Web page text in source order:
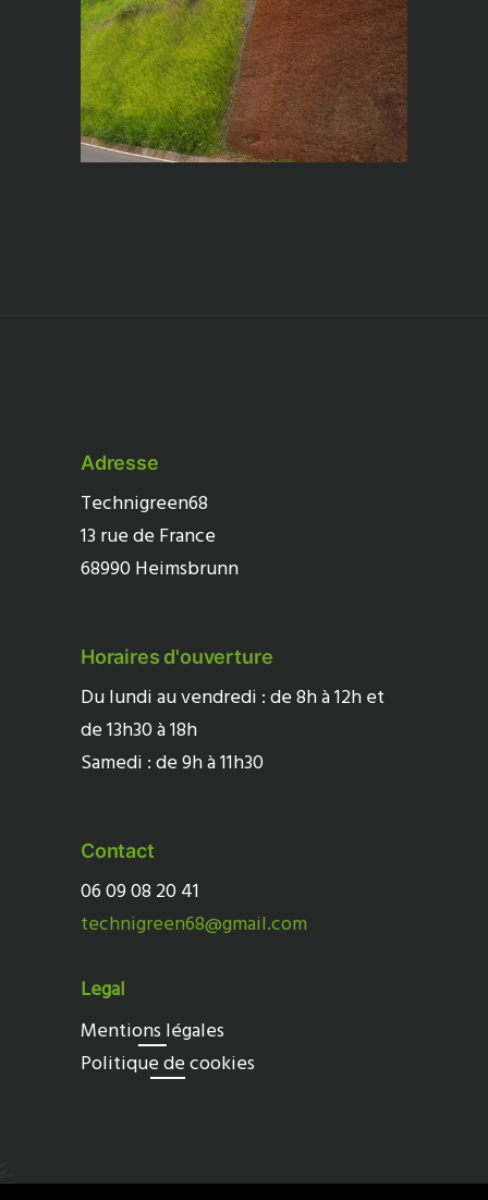
Adresse
Technigreen68
13 rue de France
68990 Heimsbrunn
Horaires d'ouverture
Du lundi au vendredi : de 8h à 12h et
de 13h30 à 18h
Samedi : de 9h à 11h30
Contact
06 09 08 20 41
technigreen68@gmail.com
Legal
Mentions légales
Politique de cookies